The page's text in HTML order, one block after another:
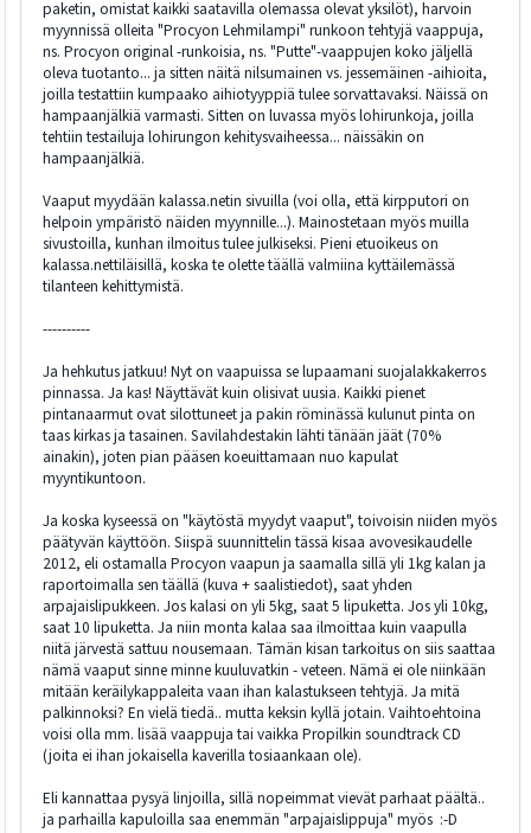
paketin, omistat kaikki saatavilla olemassa olevat yksilöt), harvoin
myynnissä olleita "Procyon Lehmilampi" runkoon tehtyjä vaappuja,
ns. Procyon original -runkoisia, ns. "Putte"-vaappujen koko jäljellä
oleva tuotanto... ja sitten näitä nilsumainen vs. jessemäinen -aihioita,
joilla testattiin kumpaako aihiotyyppiä tulee sorvattavaksi. Näissä on
hampaanjälkiä varmasti. Sitten on luvassa myös lohirunkoja, joilla
tehtiin testailuja lohirungon kehitysvaiheessa... näissäkin on
hampaanjälkiä.
Vaaput myydään kalassa.netin sivuilla (voi olla, että kirpputori on
helpoin ympäristö näiden myynnille...). Mainostetaan myös muilla
sivustoilla, kunhan ilmoitus tulee julkiseksi. Pieni etuoikeus on
kalassa.nettiläisillä, koska te olette täällä valmiina kyttäilemässä
tilanteen kehittymistä.
----------
Ja hehkutus jatkuu! Nyt on vaapuissa se lupaamani suojalakkakerros
pinnassa. Ja kas! Näyttävät kuin olisivat uusia. Kaikki pienet
pintanaarmut ovat silottuneet ja pakin röminässä kulunut pinta on
taas kirkas ja tasainen. Savilahdestakin lähti tänään jäät (70%
ainakin), joten pian pääsen koeuittamaan nuo kapulat
myyntikuntoon.
Ja koska kyseessä on "käytöstä myydyt vaaput", toivoisin niiden myös
päätyvän käyttöön. Siispä suunnittelin tässä kisaa avovesikaudelle
2012, eli ostamalla Procyon vaapun ja saamalla sillä yli 1kg kalan ja
raportoimalla sen täällä (kuva + saalistiedot), saat yhden
arpajaislipukkeen. Jos kalasi on yli 5kg, saat 5 lipuketta. Jos yli 10kg,
saat 10 lipuketta. Ja niin monta kalaa saa ilmoittaa kuin vaapulla
niitä järvestä sattuu nousemaan. Tämän kisan tarkoitus on siis saattaa
nämä vaaput sinne minne kuuluvatkin - veteen. Nämä ei ole niinkään
mitään keräilykappaleita vaan ihan kalastukseen tehtyjä. Ja mitä
palkinnoksi? En vielä tiedä.. mutta keksin kyllä jotain. Vaihtoehtoina
voisi olla mm. lisää vaappuja tai vaikka Propilkin soundtrack CD
(joita ei ihan jokaisella kaverilla tosiaankaan ole).
Eli kannattaa pysyä linjoilla, sillä nopeimmat vievät parhaat päältä..
ja parhailla kapuloilla saa enemmän "arpajaislippuja" myös :-D